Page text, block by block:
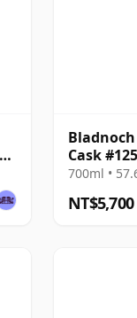
Cask #125
700ml •
NT$5,700